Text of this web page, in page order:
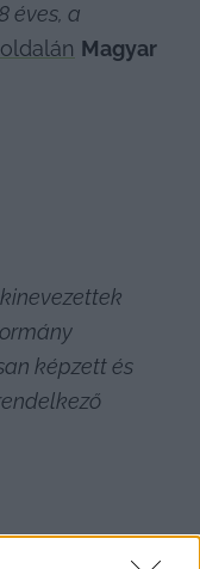
éves, a
Magyar
kinevezettek
képzett és